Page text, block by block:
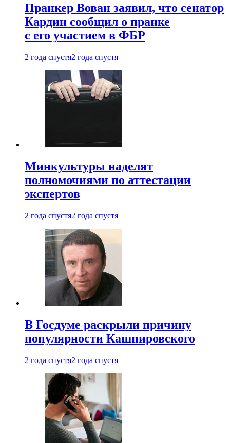
Пранкер Вован заявил, что сенатор
Кардин сообщил о пранке
с его участием в ФБР
2 года спустя2 года спустя
Минкультуры наделят
полномочиями по аттестации
экспертов
2 года спустя2 года спустя
В Госдуме раскрыли причину
популярности Кашпировского
2 года спустя2 года спустя